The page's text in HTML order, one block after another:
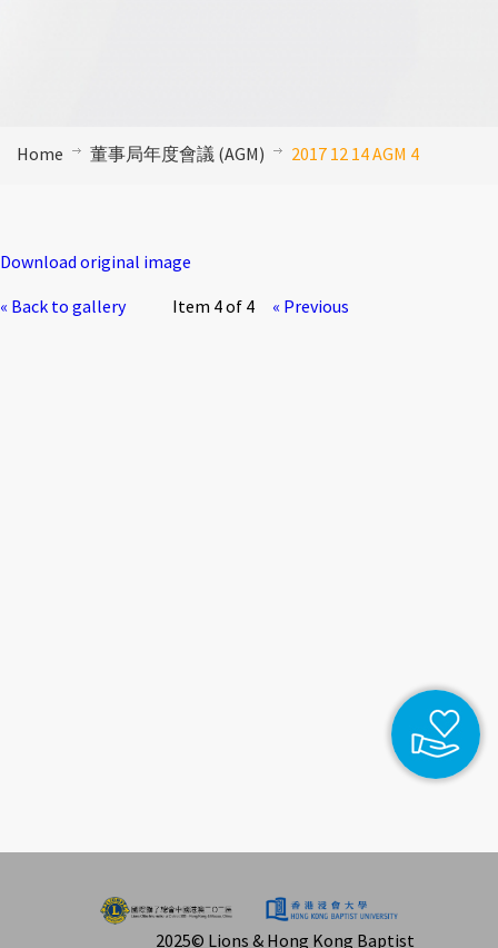
Home 董事局年度會議 (AGM) 2017 12 14 AGM 4
Download original image
« Back to gallery
Item 4 of 4 « Previous
2025© Lions & Hong Kong Baptist